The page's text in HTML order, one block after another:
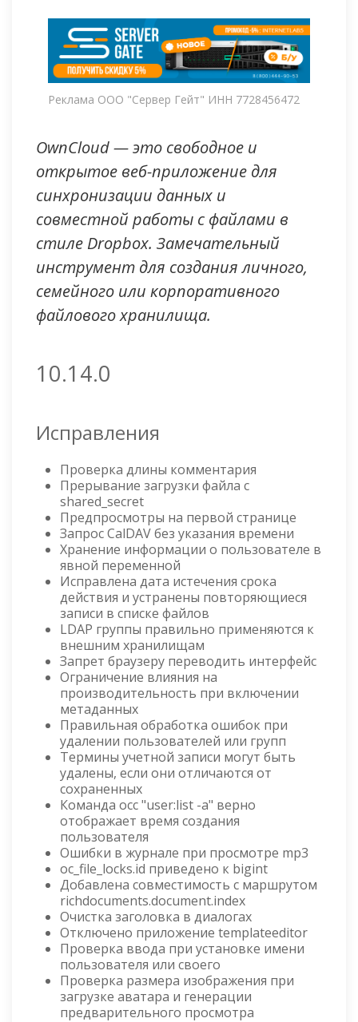
Реклама ООО "Сервер Гейт" ИНН 7728456472
OwnCloud — это свободное и
открытое веб-приложение для
синхронизации данных и
совместной работы с файлами в
стиле Dropbox. Замечательный
инструмент для создания личного,
семейного или корпоративного
файлового хранилища.
10.14.0
Исправления
Проверка длины комментария
Прерывание загрузки файла с
shared_secret
Предпросмотры на первой странице
Запрос CalDAV без указания времени
Хранение информации о пользователе в
явной переменной
Исправлена дата истечения срока
действия и устранены повторяющиеся
записи в списке файлов
LDAP группы правильно применяются к
внешним хранилищам
Запрет браузеру переводить интерфейс
Ограничение влияния на
производительность при включении
метаданных
Правильная обработка ошибок при
удалении пользователей или групп
Термины учетной записи могут быть
удалены, если они отличаются от
сохраненных
Команда occ "user:list -a" верно
отображает время создания
пользователя
Ошибки в журнале при просмотре mp3
oc_file_locks.id приведено к bigint
Добавлена совместимость с маршрутом
richdocuments.document.index
Очистка заголовка в диалогах
Отключено приложение templateeditor
Проверка ввода при установке имени
пользователя или своего
Проверка размера изображения при
загрузке аватара и генерации
предварительного просмотра